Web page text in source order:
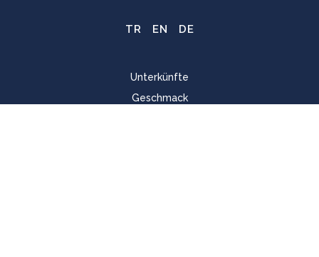
TR EN DE
Unterkünfte
Geschmack